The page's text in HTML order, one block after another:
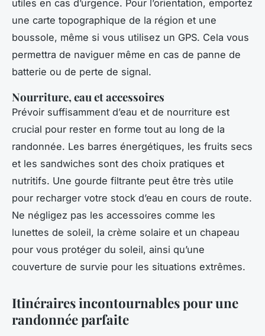
utiles en cas d’urgence. Pour l’orientation, emportez
une carte topographique de la région et une
boussole, même si vous utilisez un GPS. Cela vous
permettra de naviguer même en cas de panne de
batterie ou de perte de signal.
Nourriture, eau et accessoires
Prévoir suffisamment d’eau et de nourriture est
crucial pour rester en forme tout au long de la
randonnée. Les barres énergétiques, les fruits secs
et les sandwiches sont des choix pratiques et
nutritifs. Une gourde filtrante peut être très utile
pour recharger votre stock d’eau en cours de route.
Ne négligez pas les accessoires comme les
lunettes de soleil, la crème solaire et un chapeau
pour vous protéger du soleil, ainsi qu’une
couverture de survie pour les situations extrêmes.
Itinéraires incontournables pour une
randonnée parfaite